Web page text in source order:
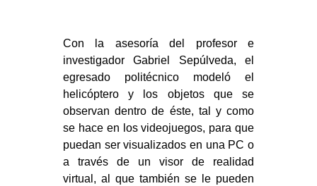
Con la asesoría del profesor e
investigador Gabriel Sepúlveda, el
egresado politécnico modeló el
helicóptero y los objetos que se
observan dentro de éste, tal y como
se hace en los videojuegos, para que
puedan ser visualizados en una PC o
a través de un visor de realidad
virtual, al que también se le pueden